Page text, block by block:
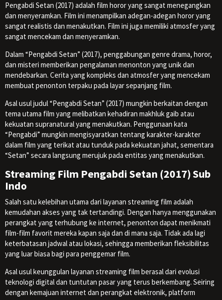
Pengabdi Setan (2017) adalah film horor yang sangat menegangkan
dan menyeramkan. Film ini menampilkan adegan-adegan horor yang
sangat realistis dan menakutkan. Film ini juga memiliki atmosfer yang
sangat mencekam dan menyeramkan.
Dalam “Pengabdi Setan” (2017), penggabungan genre drama, horor,
dan misteri memberikan pengalaman menonton yang unik dan
mendebarkan. Cerita yang kompleks dan atmosfer yang mencekam
membuat penonton terpaku pada layar sepanjang film.
Asal usul judul “Pengabdi Setan” (2017) mungkin berkaitan dengan
tema utama film yang melibatkan kehadiran makhluk gaib atau
kekuatan supranatural yang menakutkan. Penggunaan kata
“Pengabdi” mungkin mengisyaratkan tentang karakter-karakter
dalam film yang terikat atau tunduk pada kekuatan jahat, sementara
“Setan” secara langsung merujuk pada entitas yang menakutkan.
Streaming Film Pengabdi Setan (2017) Sub
Indo
Salah satu kelebihan utama dari layanan streaming film adalah
kemudahan akses yang tak tertandingi. Dengan hanya menggunakan
perangkat yang terhubung ke internet, penonton dapat menikmati
film-film favorit mereka kapan saja dan di mana saja. Tidak ada lagi
keterbatasan jadwal atau lokasi, sehingga memberikan fleksibilitas
yang luar biasa bagi para penggemar film.
Asal usul keunggulan layanan streaming film berasal dari evolusi
teknologi digital dan tuntutan pasar yang terus berkembang. Seiring
dengan kemajuan internet dan perangkat elektronik, platform